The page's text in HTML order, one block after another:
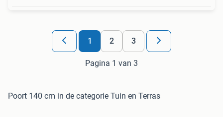
1 2 3
Pagina 1 van 3
Poort 140 cm in de categorie Tuin en Terras